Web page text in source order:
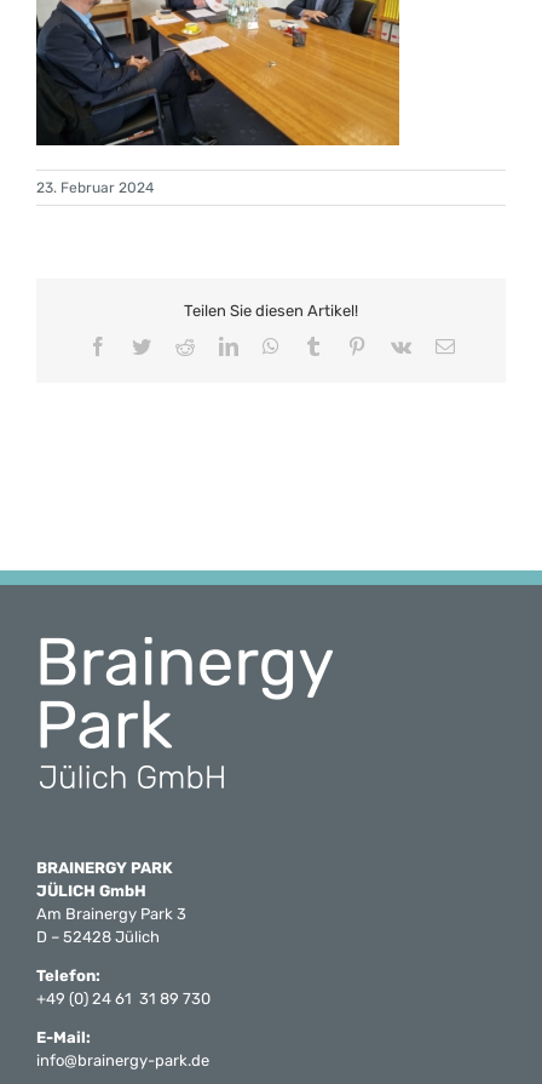
23. Februar 2024
Teilen Sie diesen Artikel!
Facebook
TwitterRedditLinkedInWhatsApp
Tumblr Pinterest
Vk
E-
BRAINERGY PARK
JÜLICH GmbH
Am Brainergy Park 3
D – 52428 Jülich
Telefon:
+49 (0) 24 61 31 89 730
E-Mail:
info@brainergy-park.de